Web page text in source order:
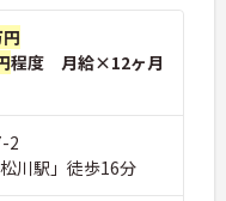
程度 月給×12ヶ月
2
川駅」徒歩16分